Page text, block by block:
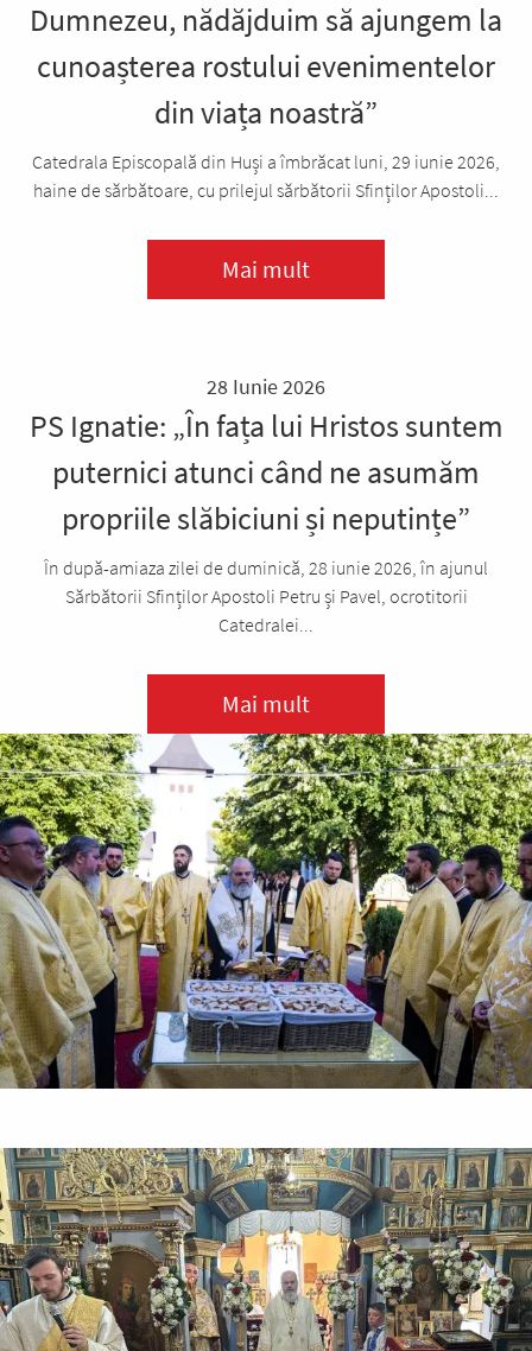
Dumnezeu, nădăjduim să ajungem la
cunoașterea rostului evenimentelor
din viața noastră”
Catedrala Episcopală din Huși a îmbrăcat luni, 29 iunie 2026,
haine de sărbătoare, cu prilejul sărbătorii Sfinților Apostoli...
Mai mult
28 Iunie 2026
PS Ignatie: „În fața lui Hristos suntem
puternici atunci când ne asumăm
propriile slăbiciuni și neputințe”
În după-amiaza zilei de duminică, 28 iunie 2026, în ajunul
Sărbătorii Sfinților Apostoli Petru și Pavel, ocrotitorii
Catedralei...
Mai mult